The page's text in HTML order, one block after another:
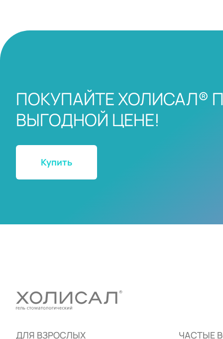
ПОКУПАЙТЕ ХОЛИСАЛ®
ВЫГОДНОЙ ЦЕНЕ!
Купить
ДЛЯ ВЗРОСЛЫХ ЧАСТЫЕ